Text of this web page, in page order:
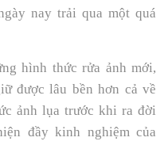
nay trải qua một quá
hình thức rửa ảnh mới,
được lâu bền hơn cả về
ảnh lụa trước khi ra đời
đầy kinh nghiệm của